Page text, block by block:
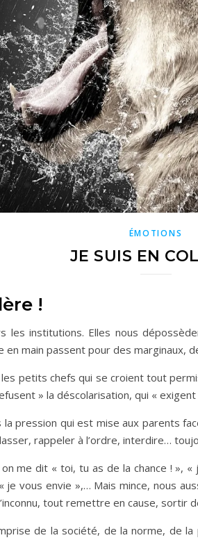
ÉMOTIONS
JE SUIS EN
!
les institutions. Elles nous
en main passent pour des marginaux,
petits chefs qui se croient tout
» la déscolarisation, qui «
pression qui est mise aux parents
rappeler à l’ordre, interdire…
me dit « toi, tu as de la chance ! », «
je vous envie »,… Mais mince, nous
tout remettre en cause, sortir
de la société, de la norme, de